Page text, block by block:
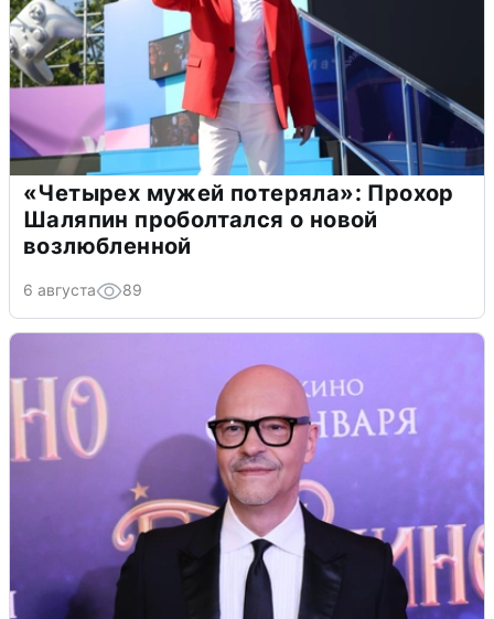
«Четырех мужей потеряла»: Прохор
Шаляпин проболтался о новой
возлюбленной
6 августа 89